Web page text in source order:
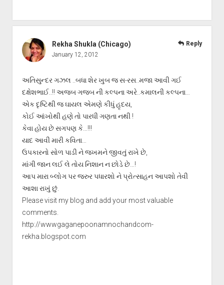
Rekha Shukla (Chicago)
January 12, 2012
અતિસુન્દર ગઝલ ..બધા શેર ખુબ જ સ-રસ..મજા આવી ગઈ
દક્ષેશભાઈ..!! અજબ ગજબ ની કલ્પના અરે..કમાલની કલ્પના…
એક દૃષ્ટિથી જ ઘાયલ એમણે કીધું હૃદય,
કોઈ આંખોથી હણે તો પારધી ગણતા નથી !
કેવા હોય છે સગપણ કે…!!!
યાદ આવી મારી કવિતા…
ઉપકારનો સોળ પાડી ને જખમને જીવતું રાખે છે,
માંગી જાન લઈ લે તોય નિશાન ન છોડે છે…!
આપ મારા બ્લોગ પર જરુર પધારશો ને પ્રોત્સાહન આપશો તેવી
આશા રાખું છું.
Please visit my blog and add your most valuable
comments.
http://wwwgaganepoonamnochandcom-
rekha.blogspot.com
Reply